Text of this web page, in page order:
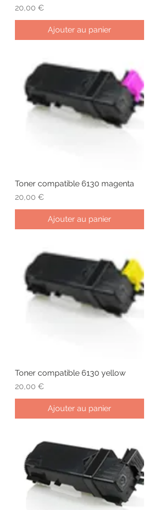
Prix
20,00 €
Ajouter au panier
Toner compatible 6130 magenta
Prix
20,00 €
Ajouter au panier
Toner compatible 6130 yellow
Prix
20,00 €
Ajouter au panier